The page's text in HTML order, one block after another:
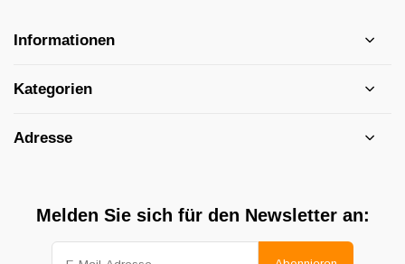
Informationen
Kategorien
Adresse
Melden Sie sich für den Newsletter an: